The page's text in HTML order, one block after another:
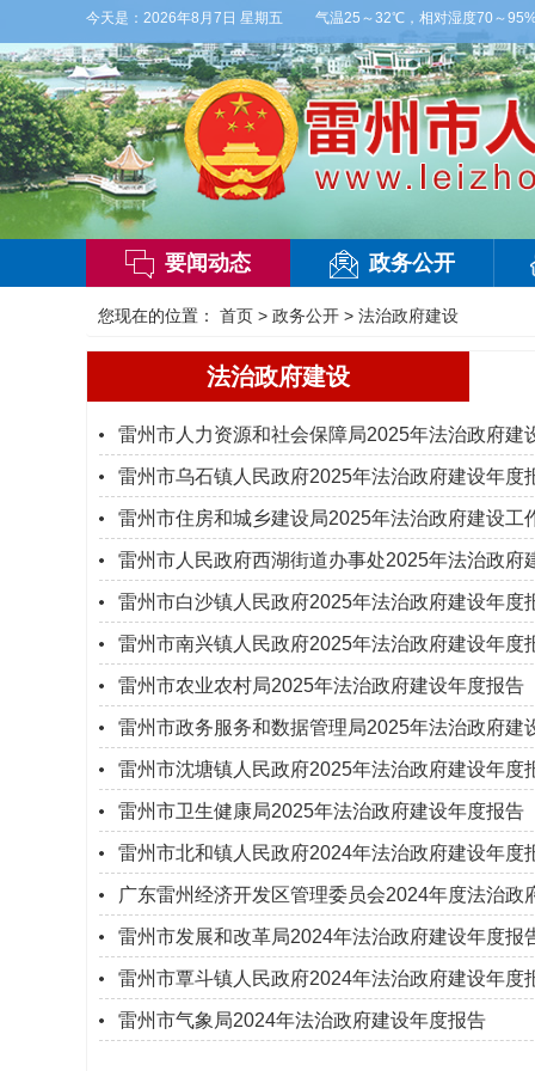
今天是： 2026年8月7日 星期五
多云，有雷阵雨，局部大雨，东南风2～3级，气温25～32℃，相对湿度70～95%
要闻动态 政务公开
您现在的位置： 首页 > 政务公开 > 法治政府建设
法治政府建设
雷州市人力资源和社会保障局2025年法治政府建
雷州市乌石镇人民政府2025年法治政府建设年度
雷州市住房和城乡建设局2025年法治政府建设工
雷州市人民政府西湖街道办事处2025年法治政府
雷州市白沙镇人民政府2025年法治政府建设年度
雷州市南兴镇人民政府2025年法治政府建设年度
雷州市农业农村局2025年法治政府建设年度报告
雷州市政务服务和数据管理局2025年法治政府建
雷州市沈塘镇人民政府2025年法治政府建设年度
雷州市卫生健康局2025年法治政府建设年度报告
雷州市北和镇人民政府2024年法治政府建设年度
广东雷州经济开发区管理委员会2024年度法治政
雷州市发展和改革局2024年法治政府建设年度报
雷州市覃斗镇人民政府2024年法治政府建设年度
雷州市气象局2024年法治政府建设年度报告